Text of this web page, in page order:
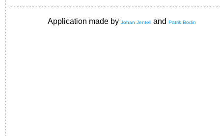
Application made by Johan Jentell and Patrik Bodin